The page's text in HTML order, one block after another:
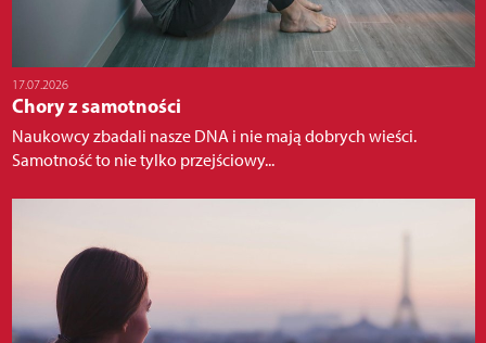
17.07.2026
Chory z samotności
Naukowcy zbadali nasze DNA i nie mają dobrych wieści.
Samotność to nie tylko przejściowy...